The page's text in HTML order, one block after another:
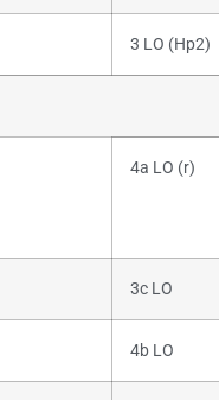
3 LO (Hp2)
4a LO (r)
3c LO
4b LO